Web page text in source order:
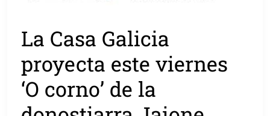
La Casa Galicia
proyecta este viernes
‘O corno’ de la